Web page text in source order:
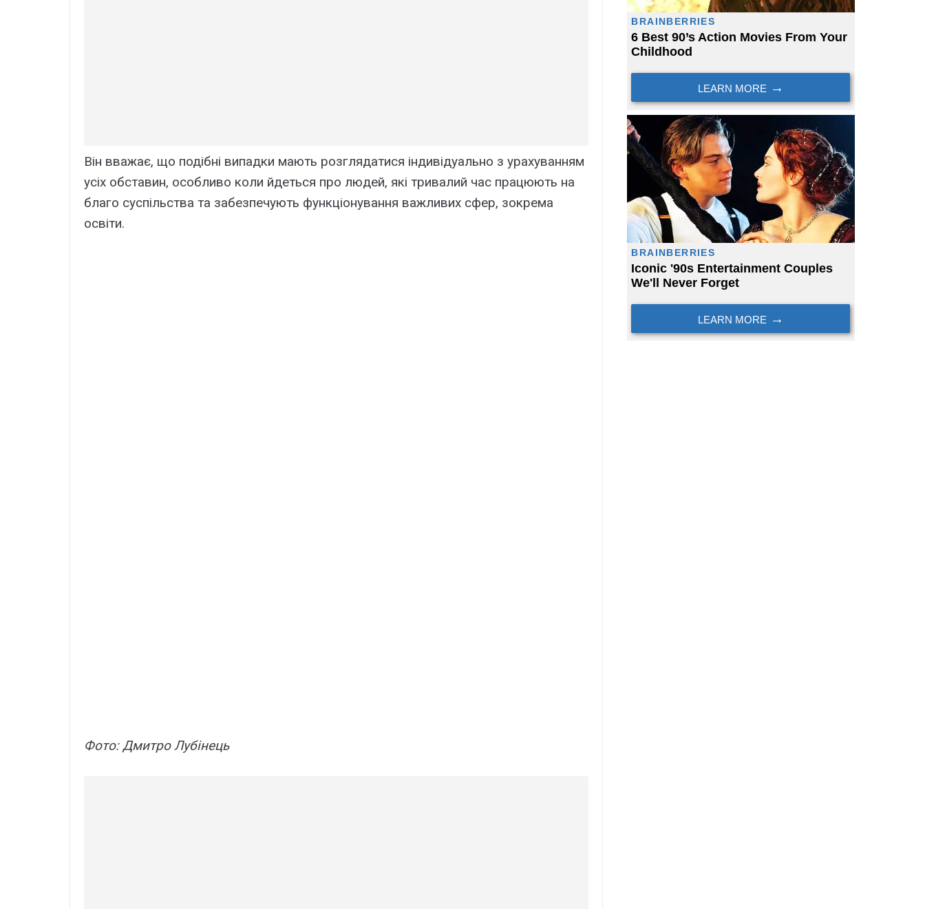
Він вважає, що подібні випадки мають розглядатися індивідуально з урахуванням
усіх обставин, особливо коли йдеться про людей, які тривалий час працюють на
благо суспільства та забезпечують функціонування важливих сфер, зокрема
освіти.
Фото: Дмитро Лубінець